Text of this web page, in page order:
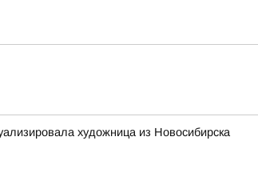
художница из Новосибирска